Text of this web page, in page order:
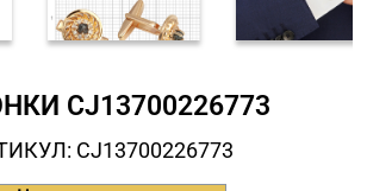
СJ13700226773
СJ13700226773